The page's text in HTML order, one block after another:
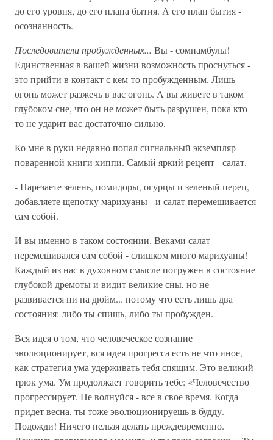
до его уровня, до его плана бытия. А его план бытия -
осознанность.
Последователи пробужденных... Вы - сомнамбулы!
Единственная в вашей жизни возможность проснуться -
это прийти в контакт с кем-то пробужденным. Лишь
огонь может разжечь в вас огонь. А вы живете в таком
глубоком сне, что он не может быть разрушен, пока кто-
то не ударит вас достаточно сильно.
Ко мне в руки недавно попал сигнальный экземпляр
поваренной книги хиппи. Самый яркий рецепт - салат.
- Нарезаете зелень, помидоры, огурцы и зеленый перец,
добавляете щепотку марихуаны - и салат перемешивается
сам собой.
И вы именно в таком состоянии. Веками салат
перемешивался сам собой - слишком много марихуаны!
Каждый из нас в духовном смысле погружен в состояние
глубокой дремоты и видит великие сны, но не
развивается ни на дюйм... потому что есть лишь два
состояния: либо ты спишь, либо ты пробужден.
Вся идея о том, что человеческое сознание
эволюционирует, вся идея прогресса есть не что иное,
как стратегия ума удерживать тебя спящим. Это великий
трюк ума. Ум продолжает говорить тебе: «Человечество
прогрессирует. Не волнуйся - все в свое время. Когда
придет весна, ты тоже эволюционируешь в будду.
Подожди! Ничего нельзя делать преждевременно.